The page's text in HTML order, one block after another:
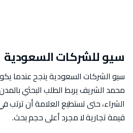
سيو للشركات السعودية
سيو الشركات السعودية ينجح عندما
محمد الشريف يربط الطلب البحثي
الشراء، حتى تستطيع العلامة أن ترتب
قيمة تجارية لا مجرد أعلى حجم بحث.